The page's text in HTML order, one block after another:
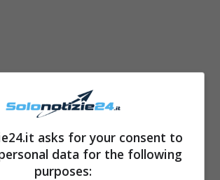
asks for your consent to
data for the following
purposes: